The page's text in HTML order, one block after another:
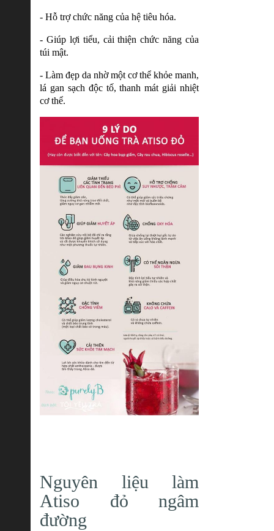
- Hỗ trợ chức năng của hệ tiêu hóa.
- Giúp lợi tiểu, cải thiện chức năng của
túi mật.
- Làm đẹp da nhờ một cơ thể khỏe manh,
lá gan sạch độc tố, thanh mát giải nhiệt
cơ thể.
Nguyên liệu làm
Atiso đỏ ngâm
đường